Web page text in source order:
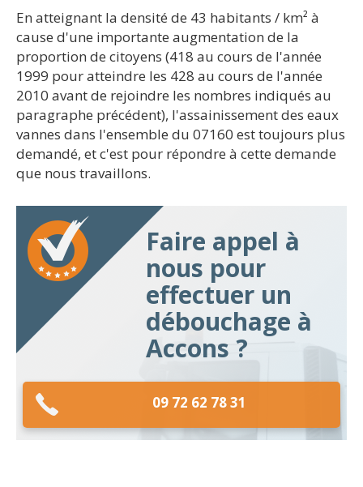
En atteignant la densité de 43 habitants / km² à
cause d'une importante augmentation de la
proportion de citoyens (418 au cours de l'année
1999 pour atteindre les 428 au cours de l'année
2010 avant de rejoindre les nombres indiqués au
paragraphe précédent), l'assainissement des eaux
vannes dans l'ensemble du 07160 est toujours plus
demandé, et c'est pour répondre à cette demande
que nous travaillons.
Faire appel à
nous pour
effectuer un
débouchage à
Accons ?
09 72 62 78 31